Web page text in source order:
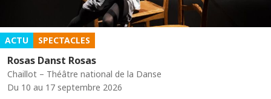
ACTU SPECTACLES
Rosas Danst Rosas
Chaillot – Théâtre national de la Danse
Du 10 au 17 septembre 2026